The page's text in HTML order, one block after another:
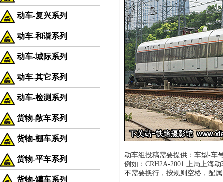
动车-复兴系列
动车-和谐系列
动车-城际系列
动车-其它系列
动车-检测系列
货物-敞车系列
货物-棚车系列
货物-平车系列
货物-罐车系列
动车组投稿需要提供：车型-车
例如：CRH2A-2001 上局上海
不需要换行，按规则空格，配